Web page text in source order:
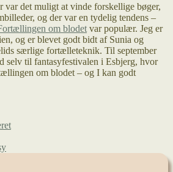
var det muligt at vinde forskellige bøger,
og der var en tydelig tendens –
om blodet var populær. Jeg er
og er blevet godt bidt af Sunia og
særlige fortælleteknik. Til september
selv til fantasyfestivalen i Esbjerg, hvor
om blodet – og I kan godt